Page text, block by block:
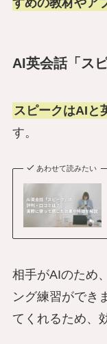
AI英会話「スピ
スピークはAIと
す。
あわせて読みたい
相手がAIのため
ング練習ができ
てくれるため、